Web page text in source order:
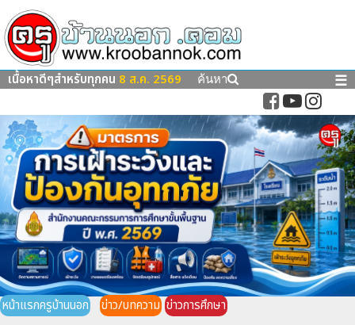
เนื้อหาดีๆสำหรับทุกคน 8 ส.ค. 2569 ค้นหา ☰
หน้าแรกครูบ้านนอก ข่าว/บทความ ข่าวการศึกษา